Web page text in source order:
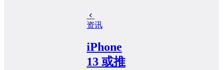
资讯
iPhone
13 或推